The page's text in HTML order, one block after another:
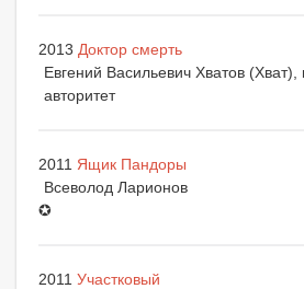
2013 Доктор смерть
Евгений Васильевич Хватов
авторитет
2011 Ящик Пандоры
Всеволод Ларионов
✪
2011 Участковый